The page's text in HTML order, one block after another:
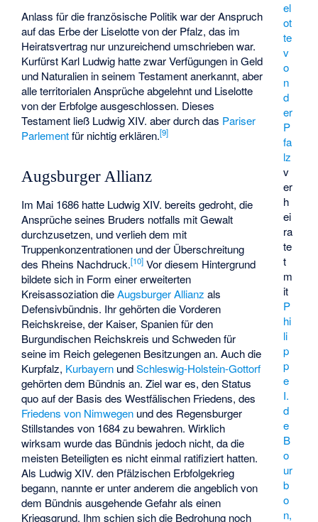
el
ot
te
v
o
n
d
er
P
fa
lz
v
er
h
ei
ra
te
t
m
it
P
hi
li
p
p
e
I.
d
e
B
o
ur
b
o
n,
Anlass für die französische Politik war der Anspruch
auf das Erbe der Liselotte von der Pfalz, das im
Heiratsvertrag nur unzureichend umschrieben war.
Kurfürst Karl Ludwig hatte zwar Verfügungen in Geld
und Naturalien in seinem Testament anerkannt, aber
alle territorialen Ansprüche abgelehnt und Liselotte
von der Erbfolge ausgeschlossen. Dieses
Testament ließ Ludwig XIV. aber durch das Pariser
Parlementfür nichtig erklären.[9]
Augsburger Allianz
Im Mai 1686 hatte Ludwig XIV. bereits gedroht, die
Ansprüche seines Bruders notfalls mit Gewalt
durchzusetzen, und verlieh dem mit
Truppenkonzentrationen und der Überschreitung
des Rheins Nachdruck.[10] Vor diesem Hintergrund
bildete sich in Form einer erweiterten
Kreisassoziation dieAugsburger Allianz als
Defensivbündnis. Ihr gehörten die Vorderen
Reichskreise, der Kaiser, Spanien für den
Burgundischen Reichskreis und Schweden für
seine im Reich gelegenen Besitzungen an. Auch die
Kurpfalz, Kurbayern undSchleswig-Holstein-Gottorf
gehörten dem Bündnis an. Ziel war es, den Status
quo auf der Basis des Westfälischen Friedens, des
Friedens von Nimwegen und des Regensburger
Stillstandes von 1684 zu bewahren. Wirklich
wirksam wurde das Bündnis jedoch nicht, da die
meisten Beteiligten es nicht einmal ratifiziert hatten.
Als Ludwig XIV. den Pfälzischen Erbfolgekrieg
begann, nannte er unter anderem die angeblich von
dem Bündnis ausgehende Gefahr als einen
Kriegsgrund. Ihm schien sich die Bedrohung noch